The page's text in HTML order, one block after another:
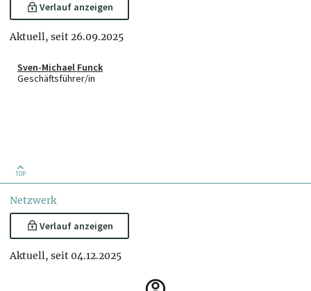
Verlauf anzeigen
Aktuell, seit 26.09.2025
Sven-Michael Funck
Geschäftsführer/in
TOP
Netzwerk
Verlauf anzeigen
Aktuell, seit 04.12.2025